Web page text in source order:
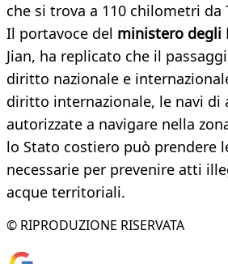
che si trova a 110 chilometri da
Il portavoce del ministero degli
Jian, ha replicato che il
diritto nazionale e
diritto internazionale, le navi di
autorizzate a navigare nella
lo Stato costiero può prendere
necessarie per prevenire atti
acque territoriali.
© RIPRODUZIONE RISERVATA